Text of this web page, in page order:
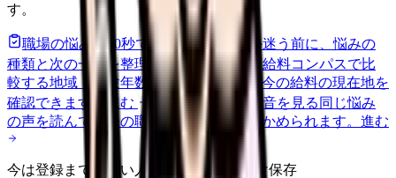
す。
職場の悩みを30秒で診断辞めるべきか迷う前に、悩みの
種類と次の一歩を整理します。進む
給料コンパスで比
較する地域・経験年数・施設形態から、今の給料の現在地を
確認できます。
進む 匿名掲示板で本音を見る 同じ悩み
の声を読んで、今の職場だけの問題か確かめられます。 進む
今は登録までしない人向け: 希望条件だけ保存